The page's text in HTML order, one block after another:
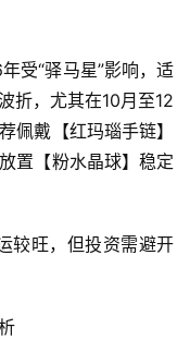
受“驿马星”影响，适
折，尤其在10月至12
佩戴【红玛瑙手链】
置【粉水晶球】稳定
较旺，但投资需避开